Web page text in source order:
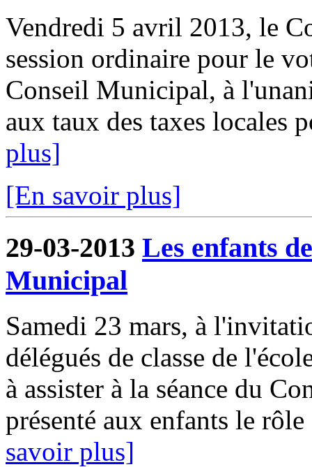
Vendredi 5 avril 2013, le
session ordinaire pour le
Conseil Municipal, à
aux taux des taxes locales
plus]
[En savoir plus]
29-03-2013 Les enfants
Municipal
Samedi 23 mars, à
délégués de classe de
à assister à la séance du
présenté aux enfants le
savoir plus]